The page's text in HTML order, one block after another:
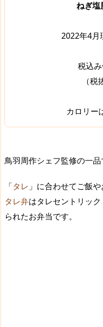
ねぎ塩
2022年4月
税込
（税
カロリー
鳥羽周作シェフ監修の一品
「タレ 」に合わせてご飯や
タレ弁はタレセントリッ
られたお弁当です。